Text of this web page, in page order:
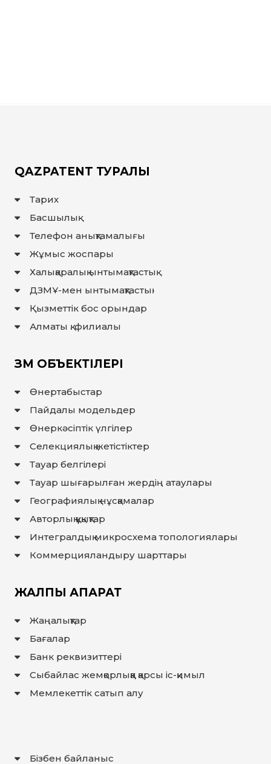
QAZPATENT ТУРАЛЫ
Тарих
Басшылық
Телефон анықтамалығы
Жұмыс жоспары
Халықаралық ынтымақтастық
ДЗМҰ-мен ынтымақтастық
Қызметтік бос орындар
Алматы қ. филиалы
ЗМ ОБЪЕКТІЛЕРІ
Өнертабыстар
Пайдалы модельдер
Өнеркәсіптік үлгілер
Селекциялық жетістіктер
Тауар белгілері
Тауар шығарылған жердiң атаулары
Географиялық нұсқамалар
Авторлық құқықтар
Интегралдық микросхема топологиялары
Коммерцияландыру шарттары
ЖАЛПЫ АҚПАРАТ
Жаңалықтар
Бағалар
Банк реквизиттері
Сыбайлас жемқорлыққа қарсы іс-қимыл
Мемлекеттiк сатып алу
Бізбен байланыс